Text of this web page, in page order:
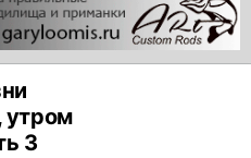
3